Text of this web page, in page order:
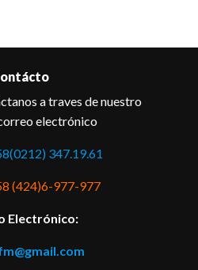
a traves de nuestro
electrónico
347.19.61
(424)6-977-977
Electrónico: